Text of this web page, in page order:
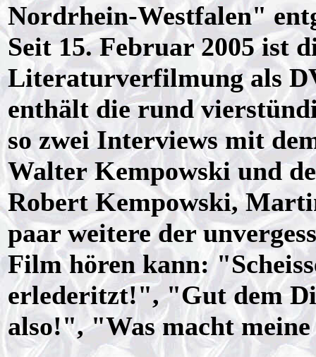
Nordrhein-Westfalen"
Seit 15. Februar 2005 ist
Literaturverfilmung als
enthält die rund
so zwei Interviews mit
Walter Kempowski und
Robert Kempowski,
paar weitere der
Film hören kann:
erlederitzt!", "Gut dem
also!", "Was macht